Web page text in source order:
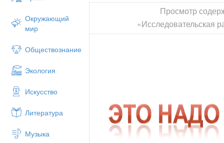
Окружающий
мир
Обществознание
Экология
Искусство
Литература
Музыка
Просмотр
«Исследовательская